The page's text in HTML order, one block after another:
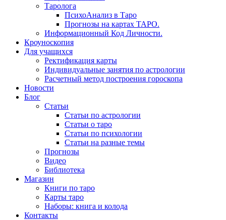
Таролога
ПсихоАнализ в Таро
Прогнозы на картах ТАРО.
Информационный Код Личности.
Кроуноскопия
Для учащихся
Ректификация карты
Индивидуальные занятия по астрологии
Расчетный метод построения гороскопа
Новости
Блог
Статьи
Статьи по астрологии
Статьи о таро
Статьи по психологии
Статьи на разные темы
Прогнозы
Видео
Библиотека
Магазин
Книги по таро
Карты таро
Наборы: книга и колода
Контакты